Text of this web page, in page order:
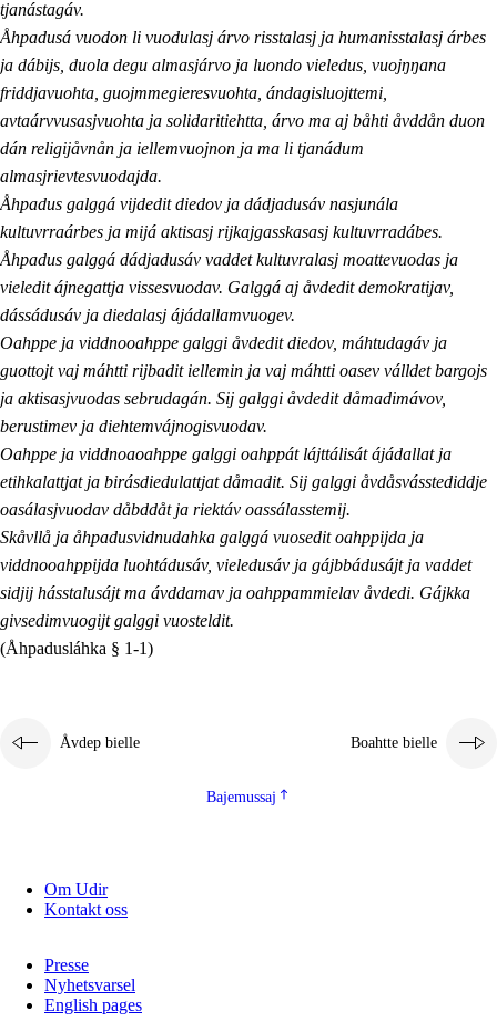
tjanástagáv.
Åhpadusá vuodon li vuodulasj árvo risstalasj ja humanisstalasj árbes
ja dábijs, duola degu almasjárvo ja luondo vieledus, vuojŋŋana
friddjavuohta, guojmmegieresvuohta, ándagisluojttemi,
avtaárvvusasjvuohta ja solidaritiehtta, árvo ma aj båhti åvddån duon
dán religijåvnån ja iellemvuojnon ja ma li tjanádum
almasjrievtesvuodajda.
Åhpadus galggá vijdedit diedov ja dádjadusáv nasjunála
kultuvrraárbes ja mijá aktisasj rijkajgasskasasj kultuvrradábes.
Åhpadus galggá dádjadusáv vaddet kultuvralasj moattevuodas ja
vieledit ájnegattja vissesvuodav. Galggá aj åvdedit demokratijav,
dássádusáv ja diedalasj ájádallamvuogev.
Oahppe ja viddnooahppe galggi åvdedit diedov, máhtudagáv ja
guottojt vaj máhtti rijbadit iellemin ja vaj máhtti oasev válldet bargojs
ja aktisasjvuodas sebrudagán. Sij galggi åvdedit dåmadimávov,
berustimev ja diehtemvájnogisvuodav.
Oahppe ja viddnoaoahppe galggi oahppát lájttálisát ájádallat ja
etihkalattjat ja birásdiedulattjat dåmadit. Sij galggi åvdåsvásstediddje
oasálasjvuodav dåbddåt ja riektáv oassálasstemij.
Skåvllå ja åhpadusvidnudahka galggá vuosedit oahppijda ja
viddnooahppijda luohtádusáv, vieledusáv ja gájbbádusájt ja vaddet
sidjij hásstalusájt ma ávddamav ja oahppammielav åvdedi. Gájkka
givsedimvuogijt galggi vuosteldit.
(Åhpadusláhka § 1-1)
Åvdep bielle Boahtte bielle
Bajemussaj
Om Udir
Kontakt oss
Presse
Nyhetsvarsel
English pages